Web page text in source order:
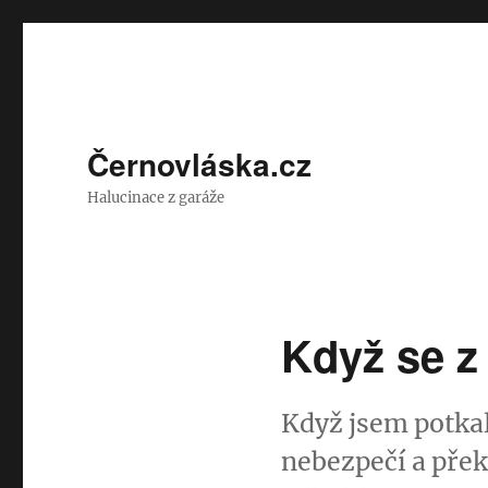
Černovláska.cz
Halucinace z garáže
Když se
Když jsem
nebezpečí a